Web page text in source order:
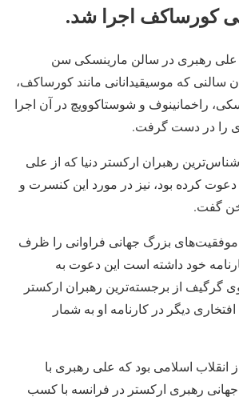
کورساکف اجرا شد.
علی رهبری در سالن مارینسکی سن
سالنی که موسیقیدانانی مانند کورساکف،
راخمانینوف و شوستاکوویچ در آن اجرا
را در دست گرفت.
رهبران ارکستر دنیا که از علی
دعوت کرده بود، نیز در مورد این کنسرت و
گفت.
بزرگ جهانی فراوانی را ظرف
خود داشته است این دعوت به
گرگیف از برجسته‌ترین رهبران ارکستر
دیگر در کارنامه او به شمار
اسلامی بود که علی رهبری با
رهبری ارکستر در فرانسه با کسب